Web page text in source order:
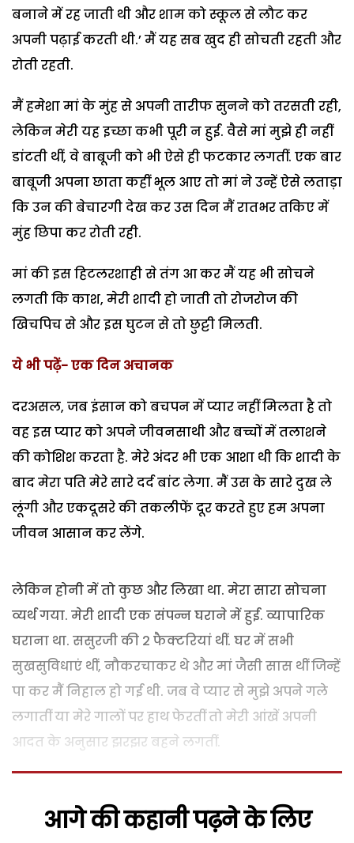
बनाने में रह जाती थी और शाम को स्कूल से लौट कर
अपनी पढ़ाई करती थी.’ मैं यह सब खुद ही सोचती रहती और
रोती रहती.
मैं हमेशा मां के मुंह से अपनी तारीफ सुनने को तरसती रही,
लेकिन मेरी यह इच्छा कभी पूरी न हुई. वैसे मां मुझे ही नहीं
डांटती थीं, वे बाबूजी को भी ऐसे ही फटकार लगतीं. एक बार
बाबूजी अपना छाता कहीं भूल आए तो मां ने उन्हें ऐसे लताड़ा
कि उन की बेचारगी देख कर उस दिन मैं रातभर तकिए में
मुंह छिपा कर रोती रही.
मां की इस हिटलरशाही से तंग आ कर मैं यह भी सोचने
लगती कि काश, मेरी शादी हो जाती तो रोजरोज की
खिचपिच से और इस घुटन से तो छुट्टी मिलती.
ये भी पढ़ें- एक दिन अचानक
दरअसल, जब इंसान को बचपन में प्यार नहीं मिलता है तो
वह इस प्यार को अपने जीवनसाथी और बच्चों में तलाशने
की कोशिश करता है. मेरे अंदर भी एक आशा थी कि शादी के
बाद मेरा पति मेरे सारे दर्द बांट लेगा. मैं उस के सारे दुख ले
लूंगी और एकदूसरे की तकलीफें दूर करते हुए हम अपना
जीवन आसान कर लेंगे.
लेकिन होनी में तो कुछ और लिखा था. मेरा सारा सोचना
व्यर्थ गया. मेरी शादी एक संपन्न घराने में हुई. व्यापारिक
घराना था. ससुरजी की 2 फैक्टरियां थीं. घर में सभी
सुखसुविधाएं थीं, नौकरचाकर थे और मां जैसी सास थीं जिन्हें
पा कर मैं निहाल हो गई थी. जब वे प्यार से मुझे अपने गले
लगातीं या मेरे गालों पर हाथ फेरतीं तो मेरी आंखें अपनी
आदत के अनुसार झरझर बहने लगतीं.
आगे की कहानी पढ़ने के लिए